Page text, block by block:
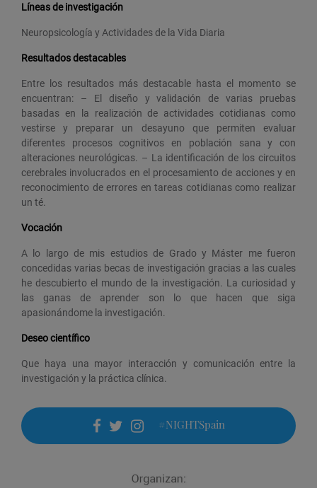
Líneas de investigación
Neuropsicología y Actividades de la Vida Diaria
Resultados destacables
Entre los resultados más destacable hasta el momento se
encuentran: – El diseño y validación de varias pruebas
basadas en la realización de actividades cotidianas como
vestirse y preparar un desayuno que permiten evaluar
diferentes procesos cognitivos en población sana y con
alteraciones neurológicas. – La identificación de los circuitos
cerebrales involucrados en el procesamiento de acciones y en
reconocimiento de errores en tareas cotidianas como realizar
un té.
Vocación
A lo largo de mis estudios de Grado y Máster me fueron
concedidas varias becas de investigación gracias a las cuales
he descubierto el mundo de la investigación. La curiosidad y
las ganas de aprender son lo que hacen que siga
apasionándome la investigación.
Deseo científico
Que haya una mayor interacción y comunicación entre la
investigación y la práctica clínica.
facebook
twitter
instagram
#NIGHTSpain